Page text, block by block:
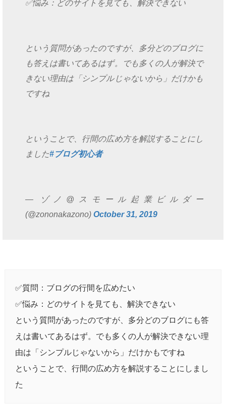
✅悩み：どのサイトを見ても、解決できない
という質問があったのですが、多分どのブログに
も答えは書いてあるはず。でも多くの人が解決で
きない理由は「シンプルじゃないから」だけかも
ですね
ということで、行間の広め方を解説することにし
ました#ブログ初心者
— ゾノ@スモール起業ビルダー
(@zononakazono) October 31, 2019
✅質問：ブログの行間を広めたい
✅悩み：どのサイトを見ても、解決できない
という質問があったのですが、多分どのブログにも答
えは書いてあるはず。でも多くの人が解決できない理
由は「シンプルじゃないから」だけかもですね
ということで、行間の広め方を解説することにしまし
た